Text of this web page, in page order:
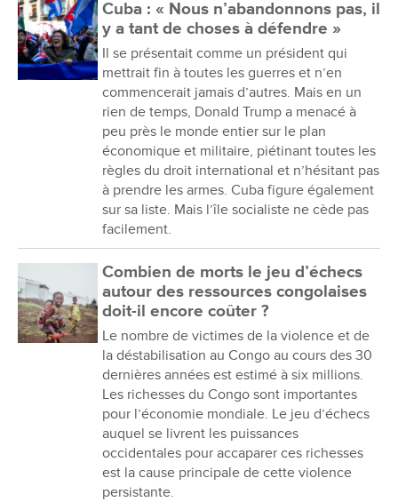
Cuba : « Nous n’abandonnons pas, il
y a tant de choses à défendre »
Il se présentait comme un président qui
mettrait fin à toutes les guerres et n’en
commencerait jamais d’autres. Mais en un
rien de temps, Donald Trump a menacé à
peu près le monde entier sur le plan
économique et militaire, piétinant toutes les
règles du droit international et n’hésitant pas
à prendre les armes. Cuba figure également
sur sa liste. Mais l’île socialiste ne cède pas
facilement.
Combien de morts le jeu d’échecs
autour des ressources congolaises
doit-il encore coûter ?
Le nombre de victimes de la violence et de
la déstabilisation au Congo au cours des 30
dernières années est estimé à six millions.
Les richesses du Congo sont importantes
pour l’économie mondiale. Le jeu d’échecs
auquel se livrent les puissances
occidentales pour accaparer ces richesses
est la cause principale de cette violence
persistante.